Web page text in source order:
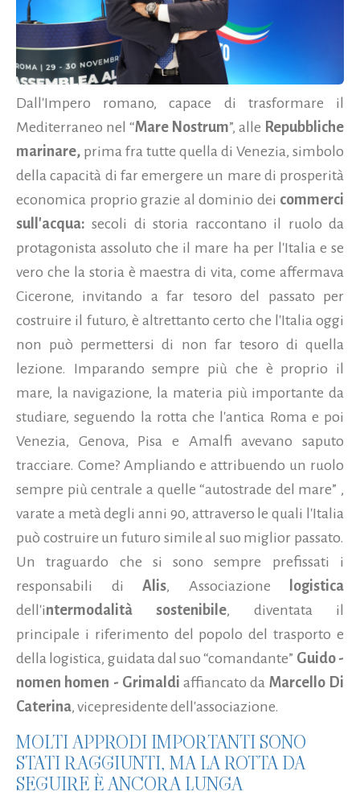
Dall'Impero romano, capace di trasformare il
Mediterraneo nel “Mare Nostrum”, alle Repubbliche
marinare, prima fra tutte quella di Venezia, simbolo
della capacità di far emergere un mare di prosperità
economica proprio grazie al dominio dei commerci
sull'acqua:secoli di storia raccontano il ruolo da
protagonista assoluto che il mare ha per l'Italia e se
vero che la storia è maestra di vita, come affermava
Cicerone, invitando a far tesoro del passato per
costruire il futuro, è altrettanto certo che l'Italia oggi
non può permettersi di non far tesoro di quella
lezione. Imparando sempre più che è proprio il
mare, la navigazione, la materia più importante da
studiare, seguendo la rotta che l'antica Roma e poi
Venezia, Genova, Pisa e Amalfi avevano saputo
tracciare. Come? Ampliando e attribuendo un ruolo
sempre più centrale a quelle “autostrade del mare” ,
varate a metà degli anni 90, attraverso le quali l'Italia
può costruire un futuro simile al suo miglior passato.
Un traguardo che si sono sempre prefissati i
responsabili di Alis, Associazione logistica
dell'intermodalità sostenibile, diventata il
principale i riferimento del popolo del trasporto e
della logistica, guidata dal suo “comandante” Guido -
nomen homen - Grimaldi affiancato da Marcello Di
Caterina, vicepresidente dell'associazione.
MOLTI APPRODI IMPORTANTI SONO
STATI RAGGIUNTI, MA LA ROTTA DA
SEGUIRE È ANCORA LUNGA